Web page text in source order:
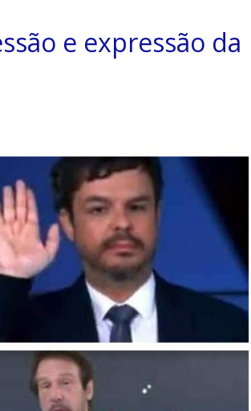
e expressão da